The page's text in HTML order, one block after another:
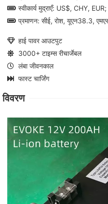
स्वीकार्य मुद्राएँ: US$, CHY, EUR;
प्रमाणन: सीई, रोश, यूएन38.3,
हाई पावर आउटपुट
3000+ टाइम्स रीचार्जेबल
लंबा जीवनकाल
फास्ट चार्जिंग
विवरण